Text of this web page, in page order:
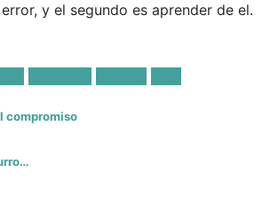
y el segundo es aprender de el.
compromiso